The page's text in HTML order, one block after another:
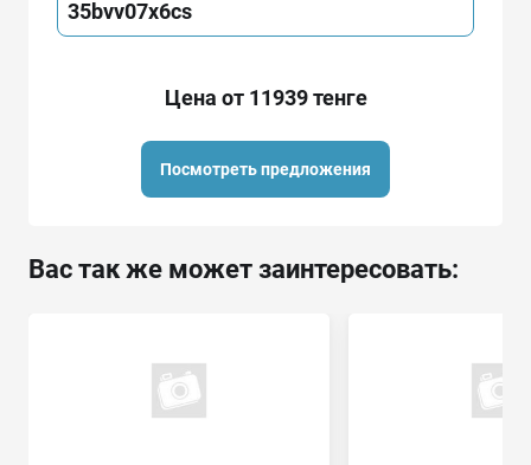
35bvv07x6cs
Цена от 11939 тенге
Посмотреть предложения
Вас так же может заинтересовать: